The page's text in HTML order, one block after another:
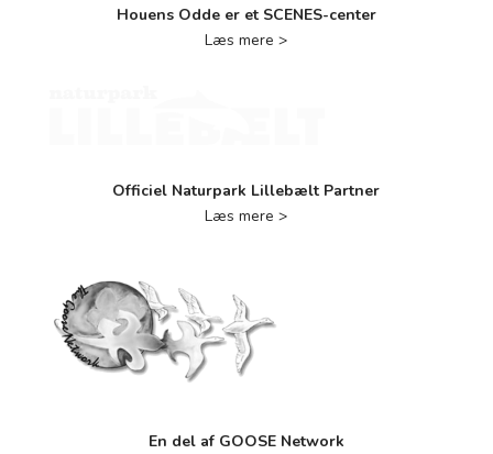
Houens Odde er et SCENES-center
Læs mere >
Officiel Naturpark Lillebælt Partner
Læs mere >
En del af GOOSE Network